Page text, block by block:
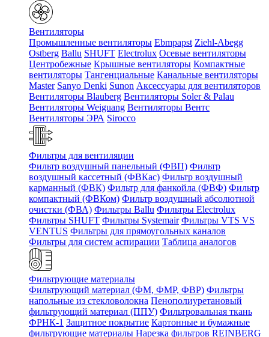
Вентиляторы
Промышленные вентиляторы Ebmpapst Ziehl-Abegg
Ostberg Ballu SHUFT Electrolux Осевые вентиляторы
Центробежные Крышные вентиляторы Компактные
вентиляторы Тангенциальные Канальные вентиляторы
Master Sanyo Denki Sunon Аксессуары для вентиляторов
Вентиляторы Blauberg Вентиляторы Soler & Palau
Вентиляторы Weiguang Вентиляторы Вентс
Вентиляторы ЭРА Sirocco
Фильтры для вентиляции
Фильтр воздушный панельный (ФВП) Фильтр
воздушный кассетный (ФВКас) Фильтр воздушный
карманный (ФВК) Фильтр для фанкойла (ФВФ) Фильтр
компактный (ФВКом) Фильтр воздушный абсолютной
очистки (ФВА) Фильтры Ballu Фильтры Electrolux
Фильтры SHUFT Фильтры Systemair Фильтры VTS VS
VENTUS Фильтры для прямоугольных каналов
Фильтры для систем аспирации Таблица аналогов
Фильтрующие материалы
Фильтрующий материал (ФМ, ФМР, ФВР) Фильтры
напольные из стекловолокна Пенополиуретановый
фильтрующий материал (ППУ) Фильтровальная ткань
ФРНК-1 Защитное покрытие Картонные и бумажные
фильтрующие материалы Нарезка фильтров REINBERG